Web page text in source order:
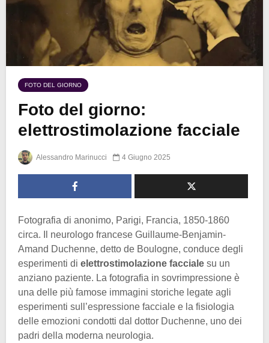
FOTO DEL GIORNO
Foto del giorno:
elettrostimolazione facciale
Alessandro Marinucci 4 Giugno 2025
Fotografia di anonimo, Parigi, Francia, 1850-1860
circa. Il neurologo francese Guillaume-Benjamin-
Amand Duchenne, detto de Boulogne, conduce degli
esperimenti di elettrostimolazione facciale su un
anziano paziente. La fotografia in sovrimpressione è
una delle più famose immagini storiche legate agli
esperimenti sull’espressione facciale e la fisiologia
delle emozioni condotti dal dottor Duchenne, uno dei
padri della moderna neurologia.